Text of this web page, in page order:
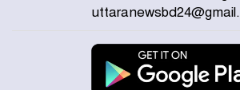
১৫
জুলাইয়ে দেশজুড়ে